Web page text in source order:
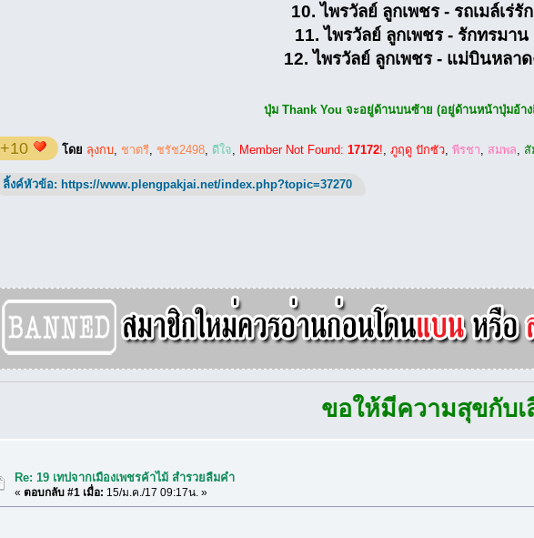
10. ไพรวัลย์ ลูกเพชร - รถเมล์เร่รัก
11. ไพรวัลย์ ลูกเพชร - รักทรมาน
12. ไพรวัลย์ ลูกเพชร - แม่บินหลาด
ปุ่ม Thank You จะอยู่ด้านบนซ้าย (อยู่ด้านหน้าปุ่มอ้าง
+10 โดย ลุงกบ ชาตรี ชรัช2498 ดีใจ Member Not Found: 17172! ภูฤดู ปักซัว พีรชา สมพล สั
ลิ้งค์หัวข้อ: https://www.plengpakjai.net/index.php?topic=37270
ขอให้มีความสุขกับเสียงเ
Re: 19 เทปจากเมืองเพชรค้าไม้ สำรวยลืมคำ
«ตอบกลับ #1 เมื่อ: 15/ม.ค./17 09:17น. »